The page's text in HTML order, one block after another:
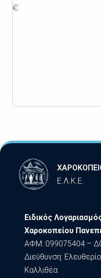
€
Ε.Λ.Κ.Ε.
Ειδικός
Χαροκοπείου
ΑΦΜ: 099075404 –
Διεύθυνση:
Καλλιθέα